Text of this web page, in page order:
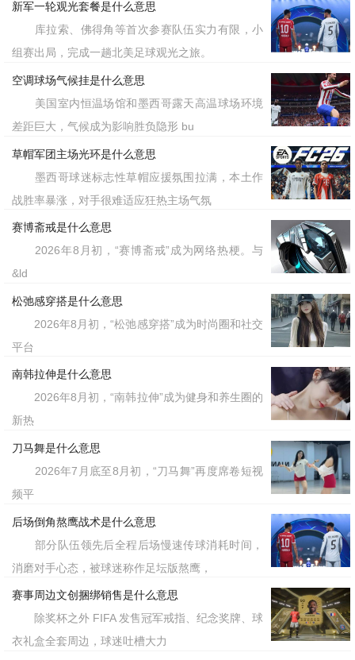
新军一轮观光套餐是什么意思
库拉索、佛得角等首次参赛队伍实力有限，小
组赛出局，完成一趟北美足球观光之旅。
空调球场气候挂是什么意思
美国室内恒温场馆和墨西哥露天高温球场环境
差距巨大，气候成为影响胜负隐形 bu
草帽军团主场光环是什么意思
墨西哥球迷标志性草帽应援氛围拉满，本土作
战胜率暴涨，对手很难适应狂热主场气氛
赛博斋戒是什么意思
2026年8月初，“赛博斋戒”成为网络热梗。与
&ld
松弛感穿搭是什么意思
2026年8月初，“松弛感穿搭”成为时尚圈和社交
平台
南韩拉伸是什么意思
2026年8月初，“南韩拉伸”成为健身和养生圈的
新热
刀马舞是什么意思
2026年7月底至8月初，“刀马舞”再度席卷短视
频平
后场倒角熬鹰战术是什么意思
部分队伍领先后全程后场慢速传球消耗时间，
消磨对手心态，被球迷称作足坛版熬鹰，
赛事周边文创捆绑销售是什么意思
除奖杯之外 FIFA 发售冠军戒指、纪念奖牌、球
衣礼盒全套周边，球迷吐槽大力